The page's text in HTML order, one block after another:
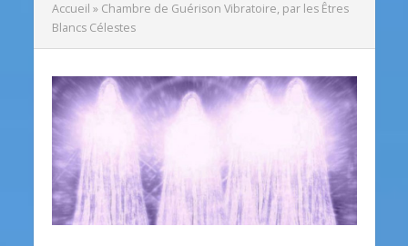
Accueil » Chambre de Guérison Vibratoire, par les Êtres
Blancs Célestes